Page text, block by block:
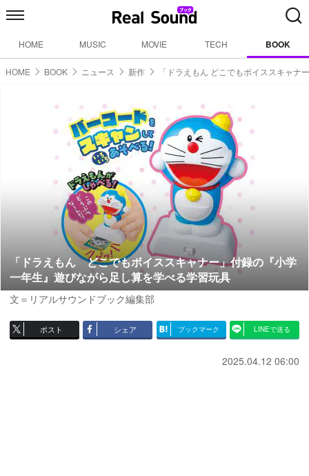
HOME MUSIC MOVIE TECH BOOK
HOME BOOK ニュース 新作 「ドラえもん どこでもボイススキャナ
「ドラえもん どこでもボイススキャナー」付録の『小学
一年生』遊びながら足し算を学べる学習玩具
文＝リアルサウンドブック編集部
ポスト シェア ブックマーク LINEで送る
2025.04.12 06:00